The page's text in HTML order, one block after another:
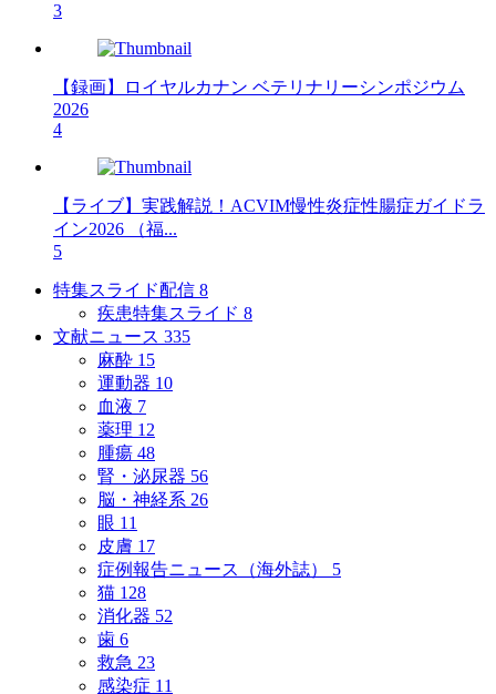
3
【録画】ロイヤルカナン ベテリナリーシンポジウム
2026
4
【ライブ】実践解説！ACVIM慢性炎症性腸症ガイドラ
イン2026 （福...
5
特集スライド配信 8
疾患特集スライド 8
文献ニュース 335
麻酔 15
運動器 10
血液 7
薬理 12
腫瘍 48
腎・泌尿器 56
脳・神経系 26
眼 11
皮膚 17
症例報告ニュース（海外誌） 5
猫 128
消化器 52
歯 6
救急 23
感染症 11